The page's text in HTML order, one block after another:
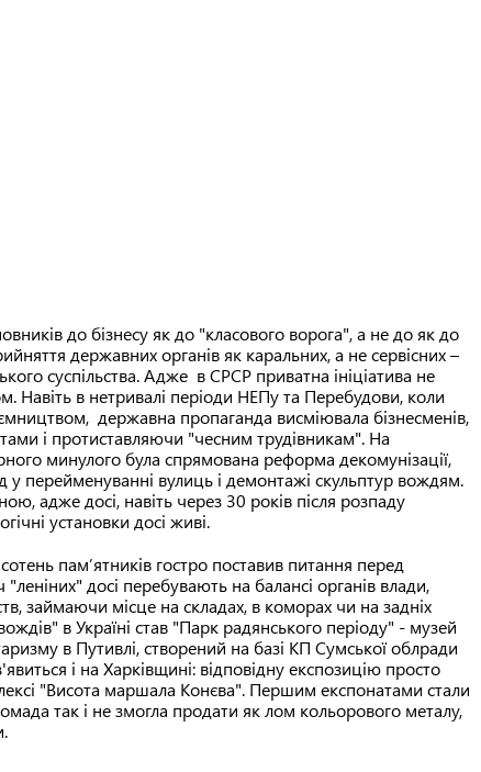
до бізнесу як до "класового ворога", а не до як до
державних органів як каральних, а не сервісних –
суспільства. Адже в СРСР приватна ініціатива не
Навіть в нетривалі періоди НЕПу та Перебудови, коли
державна пропаганда висміювала бізнесменів,
і протиставляючи "чесним трудівникам". На
минулого була спрямована реформа декомунізації,
у перейменуванні вулиць і демонтажі скульптур вождям.
адже досі, навіть через 30 років після розпаду
установки досі живі.
пам’ятників гостро поставив питання перед
досі перебувають на балансі органів влади,
займаючи місце на складах, в коморах чи на задніх
в Україні став "Парк радянського періоду" - музей
в Путивлі, створений на базі КП Сумської облради
і на Харківщині: відповідну експозицію просто
"Висота маршала Конєва". Першим експонатами стали
так і не змогла продати як лом кольорового металу,